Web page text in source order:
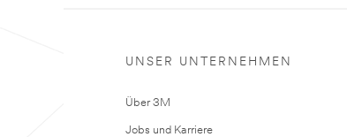
UNSER UNTERNEHMEN
Über 3M
Jobs und Karriere